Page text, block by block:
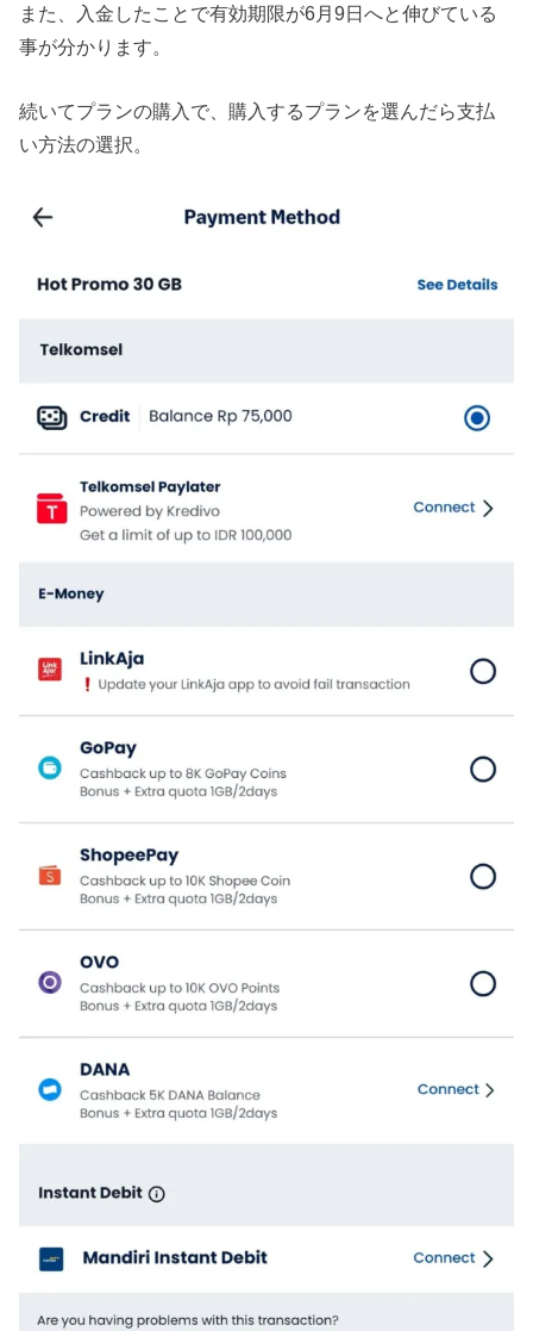
また、入金したことで有効期限が6月9日へと伸びている
事が分かります。
続いてプランの購入で、購入するプランを選んだら支払
い方法の選択。